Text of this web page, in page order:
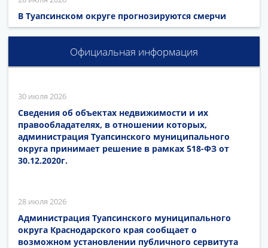
В Туапсинском округе прогнозируются смерчи
Официальная информация
30 июля 2026
Сведения об объектах недвижимости и их
правообладателях, в отношении которых,
администрация Туапсинского муниципального
округа принимает решение в рамках 518-ФЗ от
30.12.2020г.
28 июля 2026
Администрация Туапсинского муниципального
округа Краснодарского края сообщает о
возможном установлении публичного сервитута